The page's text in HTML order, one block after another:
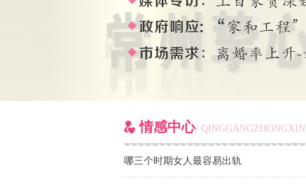
情感中心/ QINGGANGZHONGXIN
哪三个时期女人最容易出轨